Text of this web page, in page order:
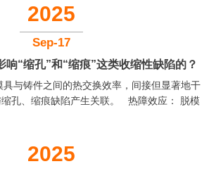
会直接导致渗漏。因此，必须严格执行低挥发
喷涂控制，从源头切断这条产气途径。 “助
件指出“金属流融合不好，产生冷隔”是导致
的脱模剂能确保金属流顺畅填充，前端...
2025
Sep-17
响“缩孔”和“缩痕”这类收缩性缺陷的？
热管理中的作用是什么？
与铸件之间的热交换效率，间接但显著地干
孔、缩痕缺陷产生关联。 热障效应： 脱模
缓整体凝固速度，可能使原本设计用于补缩的
大部位因液态收缩无法得到补偿而形成缩孔。
2025